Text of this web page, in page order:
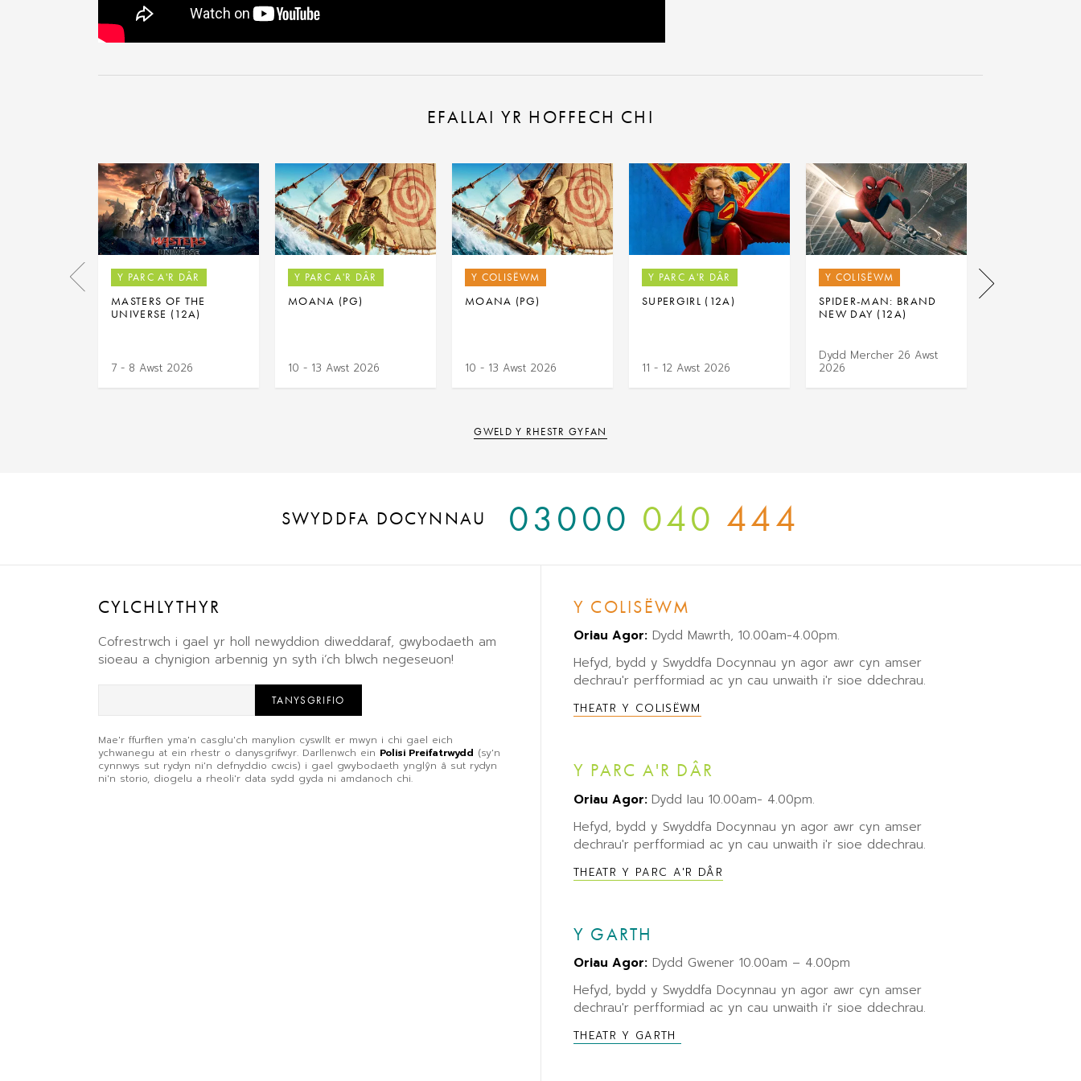
EFALLAI YR HOFFECH CHI
Y PARC A'R DÂR
MASTERS OF THE
UNIVERSE (12A)
7 - 8 Awst 2026
Y PARC A'R DÂR
MOANA (PG)
10 - 13 Awst 2026
Y COLISËWM
MOANA (PG)
10 - 13 Awst 2026
Y PARC A'R DÂR
SUPERGIRL (12A)
11 - 12 Awst 2026
Y COLISËWM
SPIDER-MAN: BRAND
NEW DAY (12A)
Dydd Mercher 26 Awst
2026
GWELD Y RHESTR GYFAN
SWYDDFA DOCYNNAU 03000 040 444
CYLCHLYTHYR
Cofrestrwch i gael yr holl newyddion diweddaraf, gwybodaeth am
sioeau a chynigion arbennig yn syth i’ch blwch negeseuon!
TANYSGRIFIO
Mae'r ffurflen yma'n casglu'ch manylion cyswllt er mwyn i chi gael eich
ychwanegu at ein rhestr o danysgrifwyr. Darllenwch ein Polisi Preifatrwydd (sy'n
cynnwys sut rydyn ni'n defnyddio cwcis) i gael gwybodaeth ynglŷn â sut rydyn
ni'n storio, diogelu a rheoli'r data sydd gyda ni amdanoch chi.
Y COLISËWM
Oriau Agor: Dydd Mawrth, 10.00am-4.00pm.
Hefyd, bydd y Swyddfa Docynnau yn agor awr cyn amser
dechrau'r perfformiad ac yn cau unwaith i'r sioe ddechrau.
THEATR Y COLISËWM
Y PARC A'R DÂR
Oriau Agor: Dydd Iau 10.00am- 4.00pm.
Hefyd, bydd y Swyddfa Docynnau yn agor awr cyn amser
dechrau'r perfformiad ac yn cau unwaith i'r sioe ddechrau.
THEATR Y PARC A'R DÂR
Y GARTH
Oriau Agor: Dydd Gwener 10.00am – 4.00pm
Hefyd, bydd y Swyddfa Docynnau yn agor awr cyn amser
dechrau'r perfformiad ac yn cau unwaith i'r sioe ddechrau.
THEATR Y GARTH